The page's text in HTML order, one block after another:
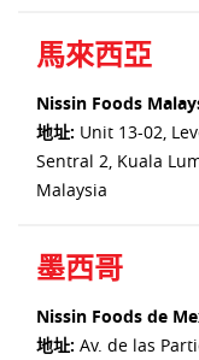
馬來西亞
Nissin Foods
地址: Unit 13-02,
Sentral 2, Kuala
Malaysia
墨西哥
Nissin Foods de
地址: Av. de las